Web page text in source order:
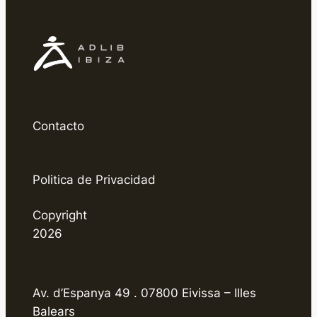
Contacto
Politica de Privacidad
Copyright
2026
Av. d’Espanya 49 . 07800 Eivissa – Illes
Balears